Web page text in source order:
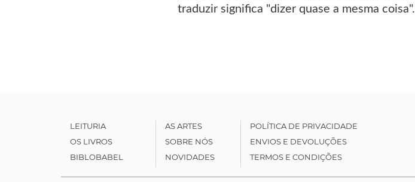
traduzir significa "dizer quase a mesma coisa".
LEITURIA
OS LIVROS
BIBLOBABEL
AS ARTES
SOBRE NÓS
NOVIDADES
POLÍTICA DE PRIVACIDADE
ENVIOS E DEVOLUÇÕES
TERMOS E CONDIÇÕES